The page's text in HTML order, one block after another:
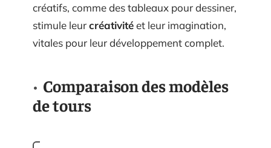
créatifs, comme des tableaux pour dessiner,
stimule leurcréativitéet leur imagination,
vitales pour leur développement complet.
Comparaison des modèles
de tours